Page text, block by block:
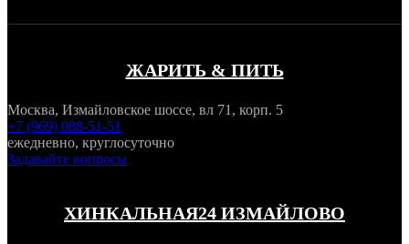
ЖАРИТЬ & ПИТЬ
Москва, Измайловское шоссе, вл 71, корп. 5
+7 (969) 088-51-51
ежедневно, круглосуточно
Задавайте вопросы
ХИНКАЛЬНАЯ24 ИЗМАЙЛОВО